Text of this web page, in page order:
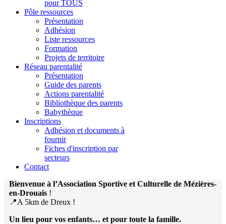
pour TOUS
Pôle ressources
Présentation
Adhésion
Liste ressources
Formation
Projets de territoire
Réseau parentalité
Présentation
Guide des parents
Actions parentalité
Bibliothèque des parents
Babythèque
Inscriptions
Adhésion et documents à
fournir
Fiches d'inscription par
secteurs
Contact
Bienvenue à l’Association Sportive et Culturelle de Mézières-
en-Drouais !
📍A 5km de Dreux !
Un lieu pour vos enfants… et pour toute la famille.